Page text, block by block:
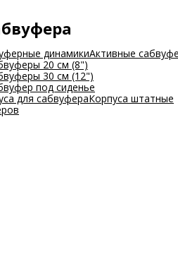
динамикиАктивные
20 см (8")
30 см (12")
под сиденье
для сабвуфераКорпуса штатные